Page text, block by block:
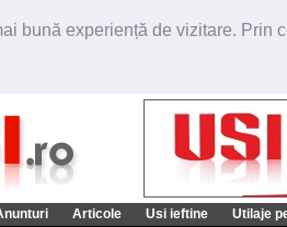
bună experiență de vizitare.
Articole Usi ieftine Utilaje